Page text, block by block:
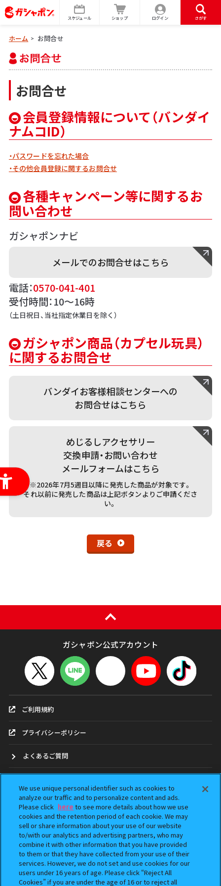
スケジュール ショップ ログイン さがす
ホーム > お問合せ
お問合せ
会員登録情報について（バンダイ
ナムコID）
・パスワードを忘れた場合
・その他会員登録に関するお問合せ
各種キャンペーン等に関するお
問い合わせ
ガシャポンナビ
メールでのお問合せはこちら
電話：0570-041-401
受付時間：10～16時
（土日祝日、当社指定休業日を除く）
ガシャポン商品（カプセル玩具）
に関するお問合せ
バンダイお客様相談センターへの
お問合せはこちら
めじるしアクセサリー
交換申請・お問い合わせ
メールフォームはこちら
※2026年7月5週目以降に発売した商品が対象です。
それ以前に発売した商品は上記ボタンよりご申請くださ
い。
戻る
ガシャポン公式アカウント
ご利用規約
プライバシーポリシー
よくあるご質問
ガシャポンどこ？
アンケート
ウェブアクセシビリティ方針
Do Not Sell or Share My Personal Information
We use unique personal identifier such as cookies to
analyze our traffic and to personalize content and ads.
Please click here to see more details about how we use
cookies and the retention period of each cookie. We may
sell or share information about your use of our website
to/with our analytics and advertising partners, who may
combine it with other information that you have provided
to them or that they have collected from your use of their
services. However, we do not set and use cookies for our
users under 16 years of age. Please click “Reject All
Cookies” if you are under the age of 16 or to reject all